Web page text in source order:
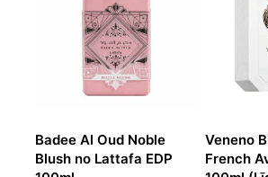
Badee Al Oud Noble
Blush no Lattafa EDP
Veneno
French